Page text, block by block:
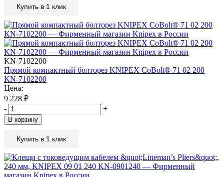
Купить в 1 клик
KN-7102200
Прямой компактный болторез KNIPEX CoBolt® 71 02 200
KN-7102200
Цена:
9 228 ₽
-
+
В корзину
Купить в 1 клик